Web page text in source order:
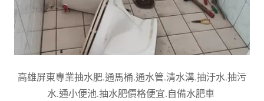
高雄屏東專業抽水肥.通馬桶.通水管.清水溝.抽汙水.抽污
水.通小便池.抽水肥價格便宜.自備水肥車